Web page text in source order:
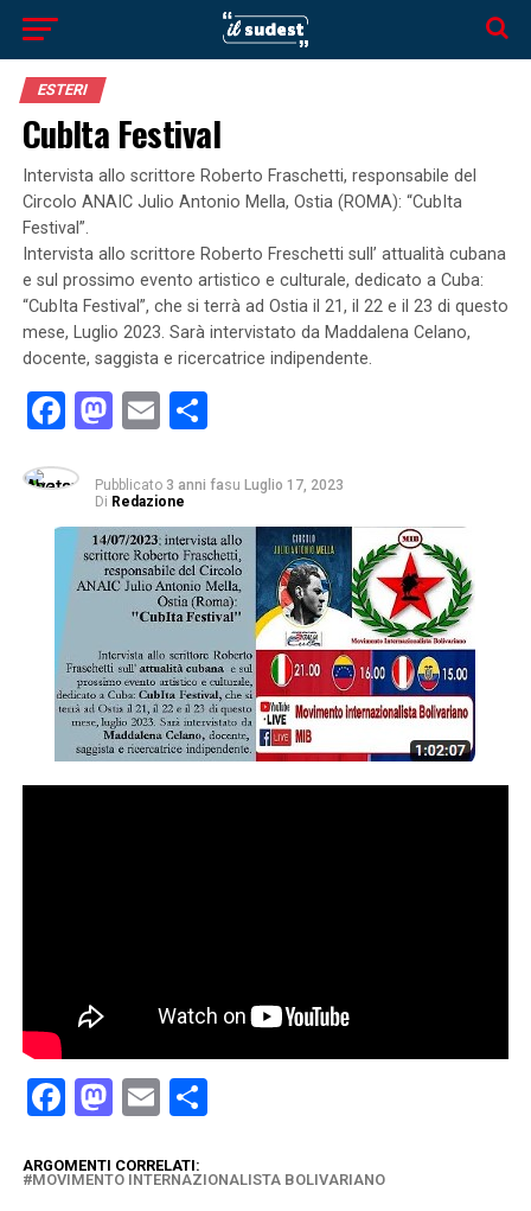
ESTERI
CubIta Festival
Intervista allo scrittore Roberto Fraschetti, responsabile del
Circolo ANAIC Julio Antonio Mella, Ostia (ROMA): “CubIta
Festival”.
Intervista allo scrittore Roberto Freschetti sull’ attualità cubana
e sul prossimo evento artistico e culturale, dedicato a Cuba:
“CubIta Festival”, che si terrà ad Ostia il 21, il 22 e il 23 di questo
mese, Luglio 2023. Sarà intervistato da Maddalena Celano,
docente, saggista e ricercatrice indipendente.
Facebook
Mastodon
EmailCondividi
Pubblicato 3 anni fasu Luglio 17, 2023
Di Redazione
Facebook
Mastodon
EmailCondividi
ARGOMENTI CORRELATI:
MOVIMENTO INTERNAZIONALISTA BOLIVARIANO